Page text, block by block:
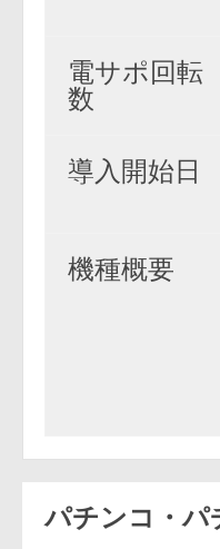
電サポ回転
数
導入開始日
機種概要
パチンコ・パ